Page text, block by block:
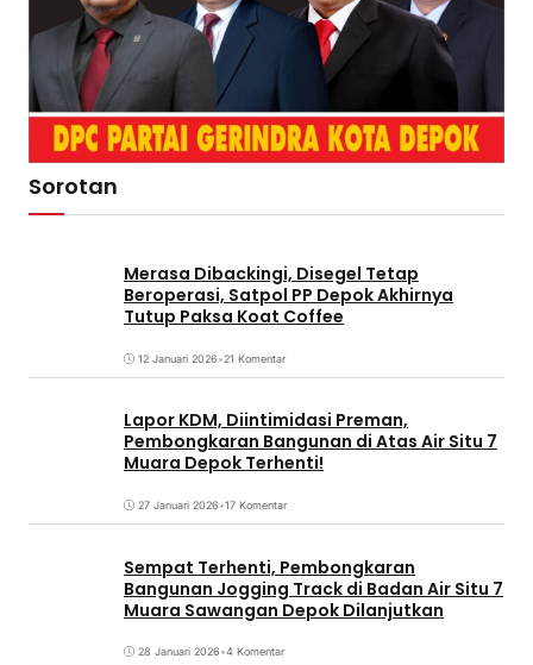
Sorotan
Merasa Dibackingi, Disegel Tetap
Beroperasi, Satpol PP Depok Akhirnya
Tutup Paksa Koat Coffee
12 Januari 2026•21 Komentar
Lapor KDM, Diintimidasi Preman,
Pembongkaran Bangunan di Atas Air Situ 7
Muara Depok Terhenti!
27 Januari 2026•17 Komentar
Sempat Terhenti, Pembongkaran
Bangunan Jogging Track di Badan Air Situ 7
Muara Sawangan Depok Dilanjutkan
28 Januari 2026•4 Komentar